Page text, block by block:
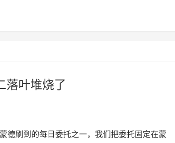
落叶堆烧了
德刷到的每日委托之一，我们把委托固定在蒙